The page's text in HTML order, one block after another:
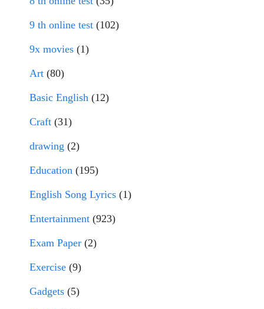
9 th online test (102)
9x movies (1)
Art (80)
Basic English (12)
Craft (31)
drawing (2)
Education (195)
English Song Lyrics (1)
Entertainment (923)
Exam Paper (2)
Exercise (9)
Gadgets (5)